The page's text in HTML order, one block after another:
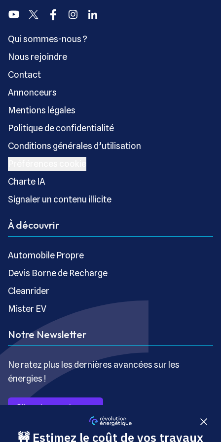
YoutubeTwitter FacebookInstagramLinkedin
Qui sommes-nous ?
Nous rejoindre
Contact
Annonceurs
Mentions légales
Politique de confidentialité
Conditions générales d’utilisation
Charte IA
Signaler un contenu illicite
À découvrir
Automobile Propre
Devis Borne de Recharge
Cleanrider
Mister EV
Notre Newsletter
Ne ratez plus les dernières avancées sur les
énergies !
S’inscrire gratuitement